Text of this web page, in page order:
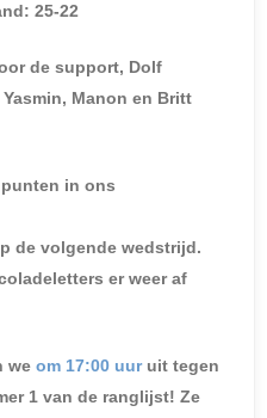
25-22
de support, Dolf
Manon en Britt
in ons
de volgende wedstrijd.
er weer af
we om 17:00 uuruit tegen
1 van de ranglijst! Ze